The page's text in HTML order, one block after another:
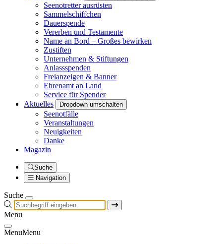
Seenotretter ausrüsten
Sammelschiffchen
Dauerspende
Vererben und Testamente
Name an Bord – Großes bewirken
Zustiften
Unternehmen & Stiftungen
Anlassspenden
Freianzeigen & Banner
Ehrenamt an Land
Service für Spender
Aktuelles
Dropdown umschalten
Seenotfälle
Veranstaltungen
Neuigkeiten
Danke
Magazin
Suche
Navigation
Suche
Menu
MenuMenu